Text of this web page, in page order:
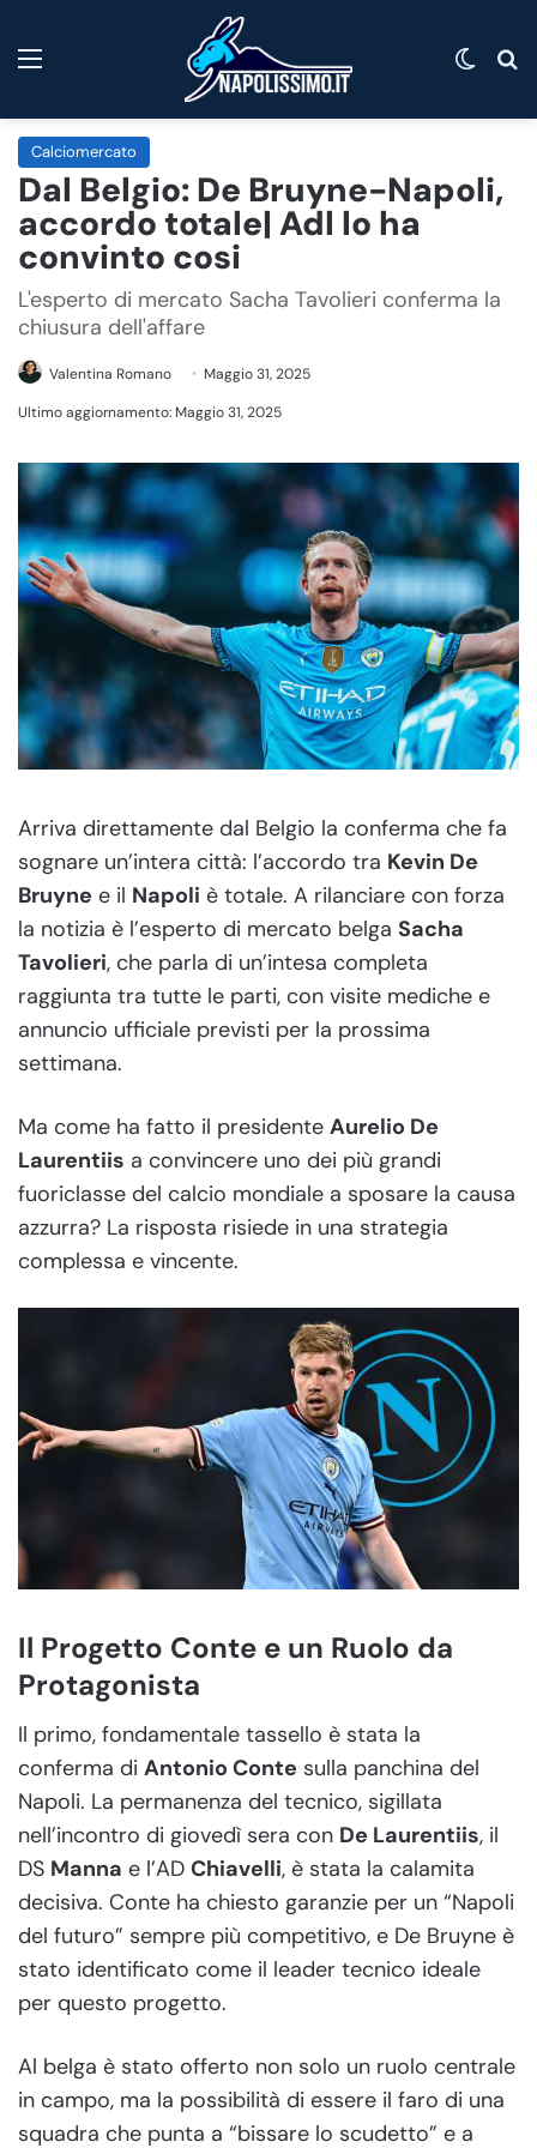
Calciomercato
Dal Belgio: De Bruyne-Napoli,
accordo totale| Adl lo ha
convinto cosi
L'esperto di mercato Sacha Tavolieri conferma la
chiusura dell'affare
Valentina Romano
Maggio 31, 2025
Ultimo aggiornamento: Maggio 31, 2025
Arriva direttamente dal Belgio la conferma che fa
sognare un’intera città: l’accordo tra Kevin De
Bruyne e il Napoli è totale. A rilanciare con forza
la notizia è l’esperto di mercato belga Sacha
Tavolieri, che parla di un’intesa completa
raggiunta tra tutte le parti, con visite mediche e
annuncio ufficiale previsti per la prossima
settimana.
Ma come ha fatto il presidente Aurelio De
Laurentiis a convincere uno dei più grandi
fuoriclasse del calcio mondiale a sposare la causa
azzurra? La risposta risiede in una strategia
complessa e vincente.
Il Progetto Conte e un Ruolo da
Protagonista
Il primo, fondamentale tassello è stata la
conferma di Antonio Conte sulla panchina del
Napoli. La permanenza del tecnico, sigillata
nell’incontro di giovedì sera con De Laurentiis, il
DS Manna e l’AD Chiavelli, è stata la calamita
decisiva. Conte ha chiesto garanzie per un “Napoli
del futuro” sempre più competitivo, e De Bruyne è
stato identificato come il leader tecnico ideale
per questo progetto.
Al belga è stato offerto non solo un ruolo centrale
in campo, ma la possibilità di essere il faro di una
squadra che punta a “bissare lo scudetto” e a